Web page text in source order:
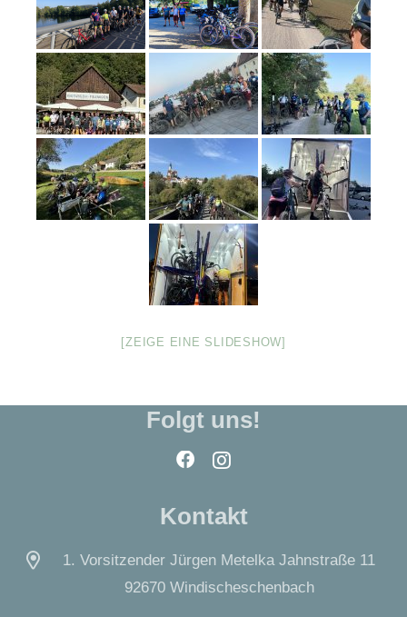
[ZEIGE EINE SLIDESHOW]
Folgt uns!
Kontakt
1. Vorsitzender Jürgen Metelka Jahnstraße 11
92670 Windischeschenbach